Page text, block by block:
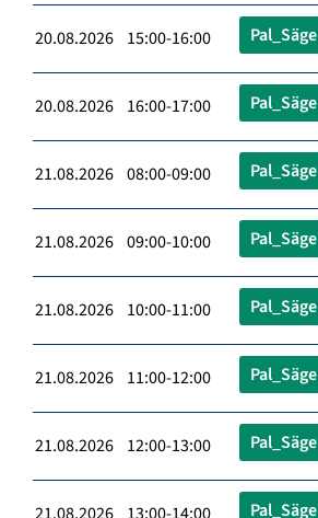
20.08.2026 15:00-16:00 Pal_Säge
20.08.2026 16:00-17:00 Pal_Säge
21.08.2026 08:00-09:00 Pal_Säge
21.08.2026 09:00-10:00 Pal_Säge
21.08.2026 10:00-11:00 Pal_Säge
21.08.2026 11:00-12:00 Pal_Säge
21.08.2026 12:00-13:00 Pal_Säge
Pal_Säge